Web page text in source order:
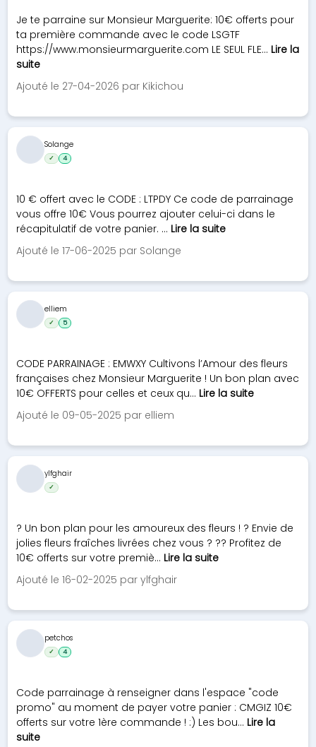
Je te parraine sur Monsieur Marguerite: 10€ offerts pour
ta première commande avec le code LSGTF
https://www.monsieurmarguerite.com LE SEUL FLE... Lire la
suite
Ajouté le 27-04-2026 par Kikichou
10 € offert avec le CODE : LTPDY Ce code de parrainage
vous offre 10€ Vous pourrez ajouter celui-ci dans le
récapitulatif de votre panier. ... Lire la suite
Ajouté le 17-06-2025 par Solange
Solange
✓ 4
CODE PARRAINAGE : EMWXY Cultivons l’Amour des fleurs
françaises chez Monsieur Marguerite ! Un bon plan avec
10€ OFFERTS pour celles et ceux qu... Lire la suite
Ajouté le 09-05-2025 par elliem
elliem
✓ 5
? Un bon plan pour les amoureux des fleurs ! ? Envie de
jolies fleurs fraîches livrées chez vous ? ?? Profitez de
10€ offerts sur votre premiè... Lire la suite
Ajouté le 16-02-2025 par ylfghair
ylfghair
✓
Code parrainage à renseigner dans l'espace "code
promo" au moment de payer votre panier : CMGIZ 10€
offerts sur votre 1ère commande ! :) Les bou... Lire la
suite
petchos
✓ 4